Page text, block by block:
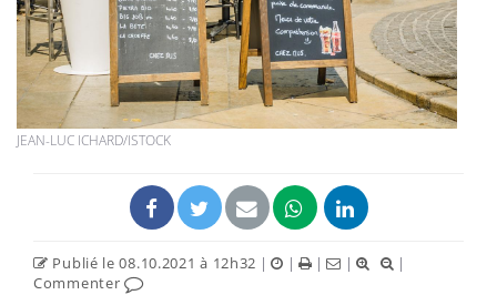
JEAN-LUC ICHARD/ISTOCK
Publié le 08.10.2021 à 12h32 | | | |
|
Commenter